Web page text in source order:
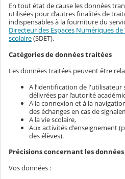
En tout état de cause les données
utilisées pour d’autres finalités de
indispensables à la fourniture du
Directeur des Espaces Numériques
scolaire(SDET).
Catégories de données traitées
Les données traitées peuvent être
A l’identification de l'utilisateur
délivrées par l’autorité
A la connexion et à la
des échanges en cas de
A la vie scolaire,
Aux activités d'enseignement
des élèves).
Précisions concernant les données
Vos données :